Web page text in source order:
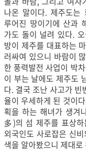
나온 말이다. 제주도는
루어진 땅이기에 산과
가도 돌이 널려 있다.
방이 제주를 대표하는
러싸여 있으니 바람이
한 풍력발전 사업이 박
이 부는 날에도 제주도
다. 결국 조난 사고가 빈
율이 우세하게 된 것이
획을 하는 해녀가 생겨
多)의 섬 제주를 표상
외국인도 사로잡은 신
색을 알아봤으니 제대